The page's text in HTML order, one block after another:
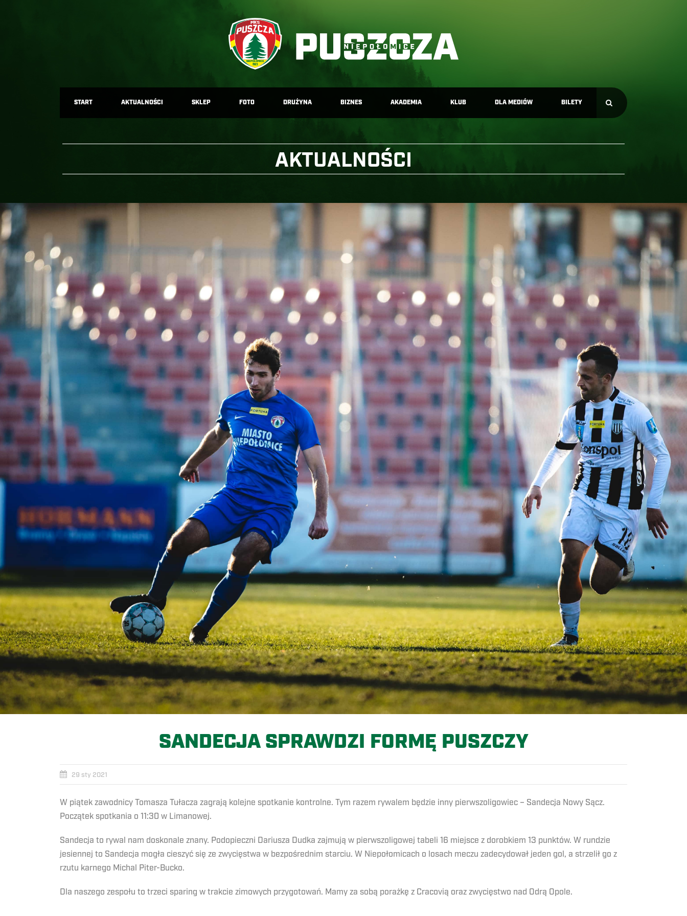
START AKTUALNOŚCI SKLEP FOTO DRUŻYNA BIZNES AKADEMIA KLUB DLA MEDIÓW BILETY
AKTUALNOŚCI
SANDECJA SPRAWDZI FORMĘ PUSZCZY
29 sty 2021
W piątek zawodnicy Tomasza Tułacza zagrają kolejne spotkanie kontrolne. Tym razem rywalem będzie inny pierwszoligowiec – Sandecja Nowy Sącz.
Początek spotkania o 11:30 w Limanowej.
Sandecja to rywal nam doskonale znany. Podopieczni Dariusza Dudka zajmują w pierwszoligowej tabeli 16 miejsce z dorobkiem 13 punktów. W rundzie
jesiennej to Sandecja mogła cieszyć się ze zwycięstwa w bezpośrednim starciu. W Niepołomicach o losach meczu zadecydował jeden gol, a strzelił go z
rzutu karnego Michal Piter-Bucko.
Dla naszego zespołu to trzeci sparing w trakcie zimowych przygotowań. Mamy za sobą porażkę z Cracovią oraz zwycięstwo nad Odrą Opole.